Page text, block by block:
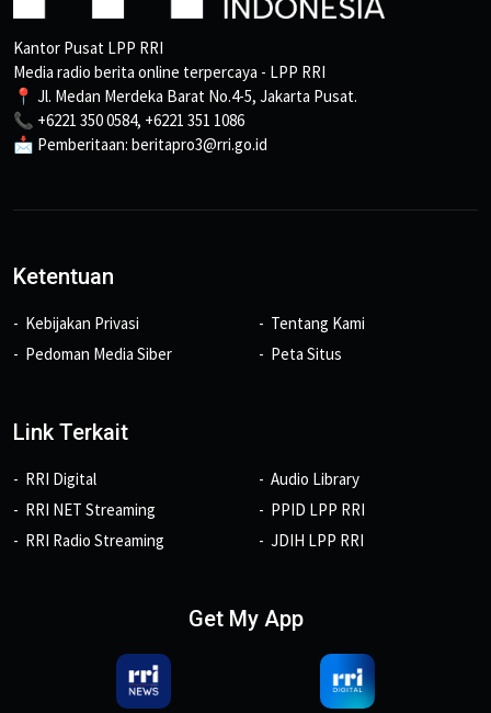
Kantor Pusat LPP RRI
Media radio berita online terpercaya - LPP RRI
📍 Jl. Medan Merdeka Barat No.4-5, Jakarta Pusat.
📞 +6221 350 0584, +6221 351 1086
📩 Pemberitaan: beritapro3@rri.go.id
Ketentuan
Kebijakan Privasi
Pedoman Media Siber
Tentang Kami
Peta Situs
Link Terkait
RRI Digital
RRI NET Streaming
RRI Radio Streaming
Audio Library
PPID LPP RRI
JDIH LPP RRI
Get My App